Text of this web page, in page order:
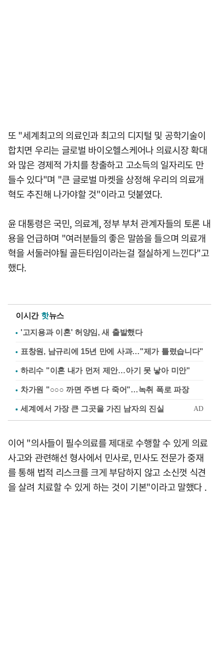
또 "세계최고의 의료인과 최고의 디지털 및 공학기술이
합치면 우리는 글로벌 바이오헬스케어나 의료시장 확대
와 많은 경제적 가치를 창출하고 고소득의 일자리도 만
들수 있다"며 "큰 글로벌 마켓을 상정해 우리의 의료개
혁도 추진해 나가야할 것"이라고 덧붙였다.
윤 대통령은 국민, 의료계, 정부 부처 관계자들의 토론 내
용을 언급하며 "여러분들의 좋은 말씀을 들으며 의료개
혁을 서둘러야될 골든타임이라는걸 절실하게 느낀다"고
했다.
이시간 핫뉴스
'고지용과 이혼' 허양임, 새 출발했다
표창원, 남규리에 15년 만에 사과…"제가 틀렸습니다"
하리수 "이혼 내가 먼저 제안…아기 못 낳아 미안"
차가원 "○○○ 까면 주변 다 죽어"…녹취 폭로 파장
이어 "의사들이 필수의료를 제대로 수행할 수 있게 의료
사고와 관련해선 형사에서 민사로, 민사도 전문가 중재
를 통해 법적 리스크를 크게 부담하지 않고 소신껏 식견
을 살려 치료할 수 있게 하는 것이 기본"이라고 말했다 .